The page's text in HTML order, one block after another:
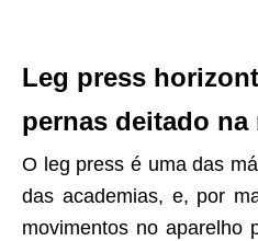
Leg press
pernas deitado na
O leg press é uma das
das academias, e, por
movimentos no aparelho